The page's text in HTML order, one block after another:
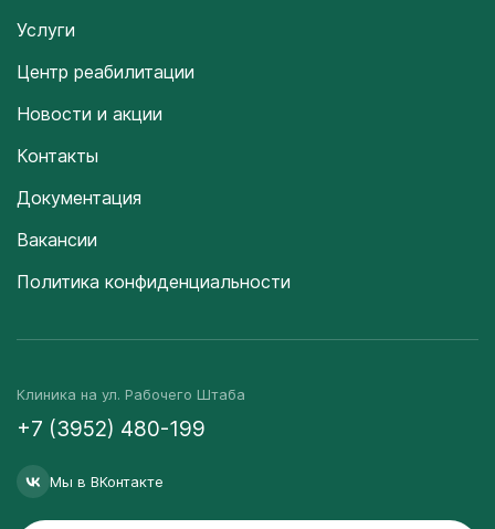
Услуги
Центр реабилитации
Новости и акции
Контакты
Документация
Вакансии
Политика конфиденциальности
Клиника на ул. Рабочего Штаба
+7 (3952) 480-199
Мы в ВКонтакте